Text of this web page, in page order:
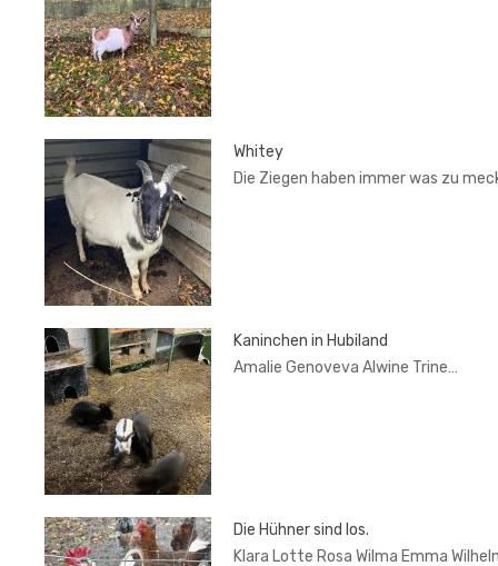
Whitey
Die Ziegen haben immer was zu
Kaninchen in Hubiland
Amalie Genoveva Alwine Trine…
Die Hühner sind los.
Klara Lotte Rosa Wilma Emma